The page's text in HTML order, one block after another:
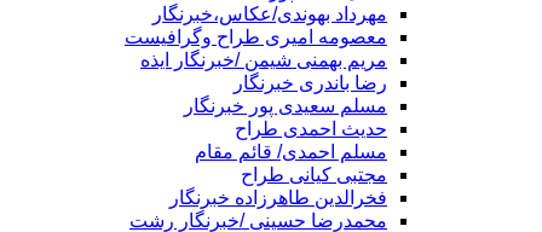
مهرداد بهوندی/عکاس،خبرنگار
معصومه امیری طراح وگرافیست
مریم بهمنی شیمن /خبرنگار ایذه
رضا باندری خبرنگار
مسلم سعیدی پور خبرنگار
حدیث احمدی طراح
مسلم احمدی/ قائم مقام
مجتبی کیانی طراح
فخرالدین طاهرزاده خبرنگار
محمدرضا حسینی /خبرنگار رشت